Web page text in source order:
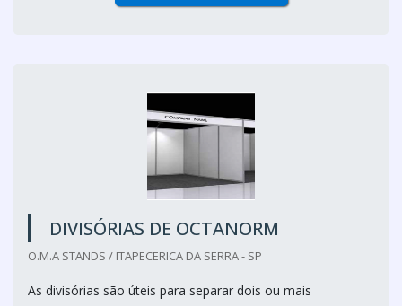
DIVISÓRIAS DE OCTANORM
O.M.A STANDS / ITAPECERICA DA SERRA - SP
As divisórias são úteis para separar dois ou mais